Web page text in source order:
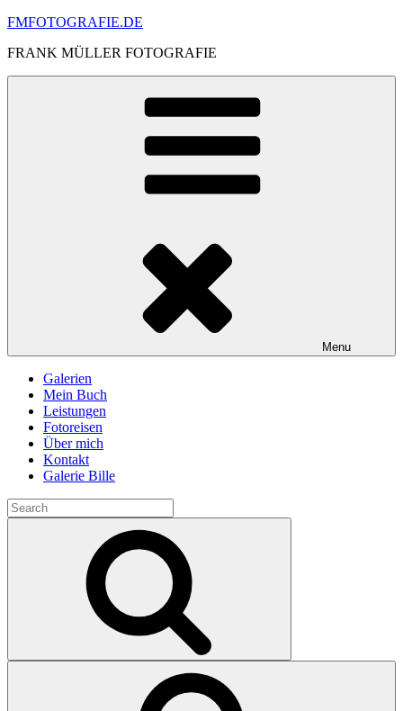
Skip
content
FMFOTOGRAFIE.DE
FRANK MÜLLER FOTOGRAFIE
Menu
Galerien
Mein Buch
Leistungen
Fotoreisen
Über mich
Kontakt
Galerie Bille
Search
for: